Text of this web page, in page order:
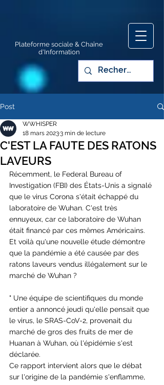
Plateforme sociale & Chaîne
d'Information
Post
C'EST LA FAUTE DES RATONS
LAVEURS
WWHISPER
18 mars 20233 min de lecture
Récemment, le Federal Bureau of
Investigation (FBI) des États-Unis a signalé
que le virus Corona s'était échappé du
laboratoire de Wuhan. C'est très
ennuyeux, car ce laboratoire de Wuhan
était financé par ces mêmes Américains.
Et voilà qu'une nouvelle étude démontre
que la pandémie a été causée par des
ratons laveurs vendus illégalement sur le
marché de Wuhan ?
" Une équipe de scientifiques du monde
entier a annoncé jeudi qu'elle pensait que
le virus, le SRAS-CoV-2, provenait du
marché de gros des fruits de mer de
Huanan à Wuhan, où l'épidémie s'est
déclarée.
Ce rapport intervient alors que le débat
sur l'origine de la pandémie s'enflamme,